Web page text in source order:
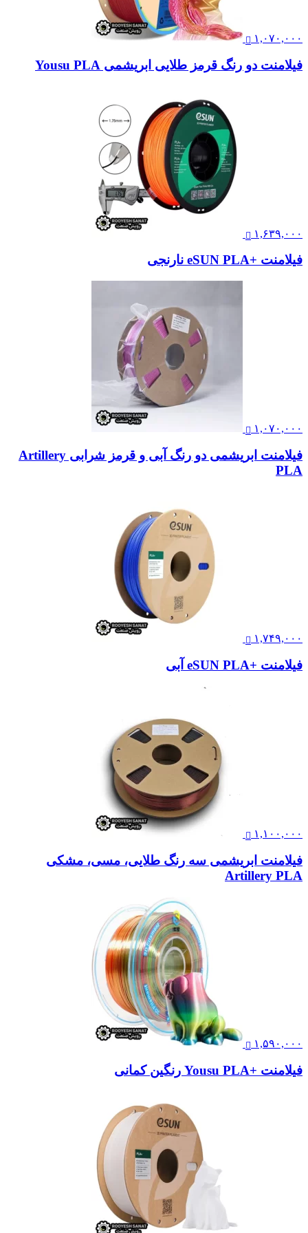
۱,۰۷۰,۰۰۰
فیلامنت دو رنگ قرمز طلایی ابریشمی Yousu PLA
۱,۶۳۹,۰۰۰
فیلامنت +eSUN PLA نارنجی
۱,۰۷۰,۰۰۰
فیلامنت ابریشمی دو رنگ آبی و قرمز شرابی Artillery
PLA
۱,۷۴۹,۰۰۰
فیلامنت +eSUN PLA آبی
۱,۱۰۰,۰۰۰
فیلامنت ابریشمی سه رنگ طلایی، مسی، مشکی
Artillery PLA
۱,۵۹۰,۰۰۰
فیلامنت +Yousu PLA رنگین کمانی